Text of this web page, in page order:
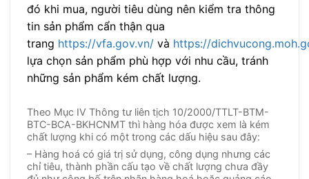
đó khi mua, người tiêu dùng nên kiểm tra thông
tin sản phẩm cẩn thận qua
trang https://vfa.gov.vn/ và https://
lựa chọn sản phẩm phù hợp với nhu cầu, tránh
những sản phẩm kém chất lượng.
Theo Mục IV Thông tư liên tịch 10/2000/TTLT-BTM-
BTC-BCA-BKHCNMT thì hàng hóa được xem là kém
chất lượng khi có một trong các dấu hiệu sau đây:
– Hàng hoá có giá trị sử dụng, công dụng nhưng các
chỉ tiêu, thành phần cấu tạo về chất lượng chưa đầy